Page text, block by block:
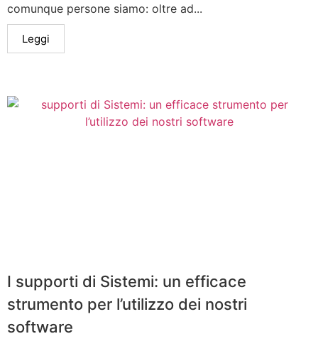
comunque persone siamo: oltre ad...
Leggi
I supporti di Sistemi: un efficace
strumento per l’utilizzo dei nostri
software